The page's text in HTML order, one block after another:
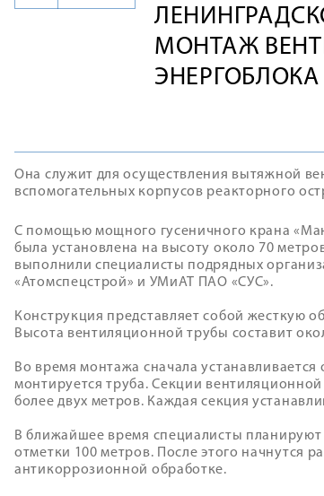
МОНТАЖ
ЭНЕРГОБЛОКА
Она служит для осуществления вытяжной
вспомогательных корпусов реакторного
С помощью мощного гусеничного крана
была установлена на высоту около 70
выполнили специалисты подрядных
«Атомспецстрой» и УМиАТ ПАО «СУС».
Конструкция представляет собой жесткую
Высота вентиляционной трубы составит
Во время монтажа сначала
монтируется труба. Секции
более двух метров. Каждая секция
В ближайшее время специалисты
отметки 100 метров. После этого начнутся
антикоррозионной обработке.